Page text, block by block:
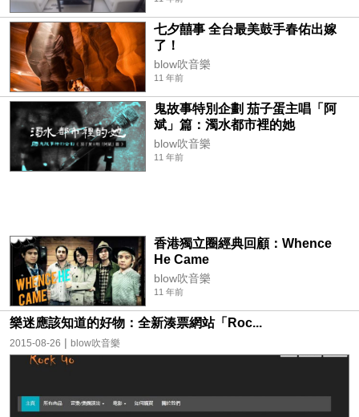
七夕囍事 全台最美鼓手春佑出嫁
了！
blow吹音樂
11 年前
鬼故事特別企劃 茄子蛋主唱「阿
斌」篇：濁水都市裡的她
blow吹音樂
11 年前
香港獨立圈經典回顧：Whence
He Came
blow吹音樂
11 年前
樂迷應該知道的好物：全新湊票網站「Roc...
2015-08-26 | blow吹音樂